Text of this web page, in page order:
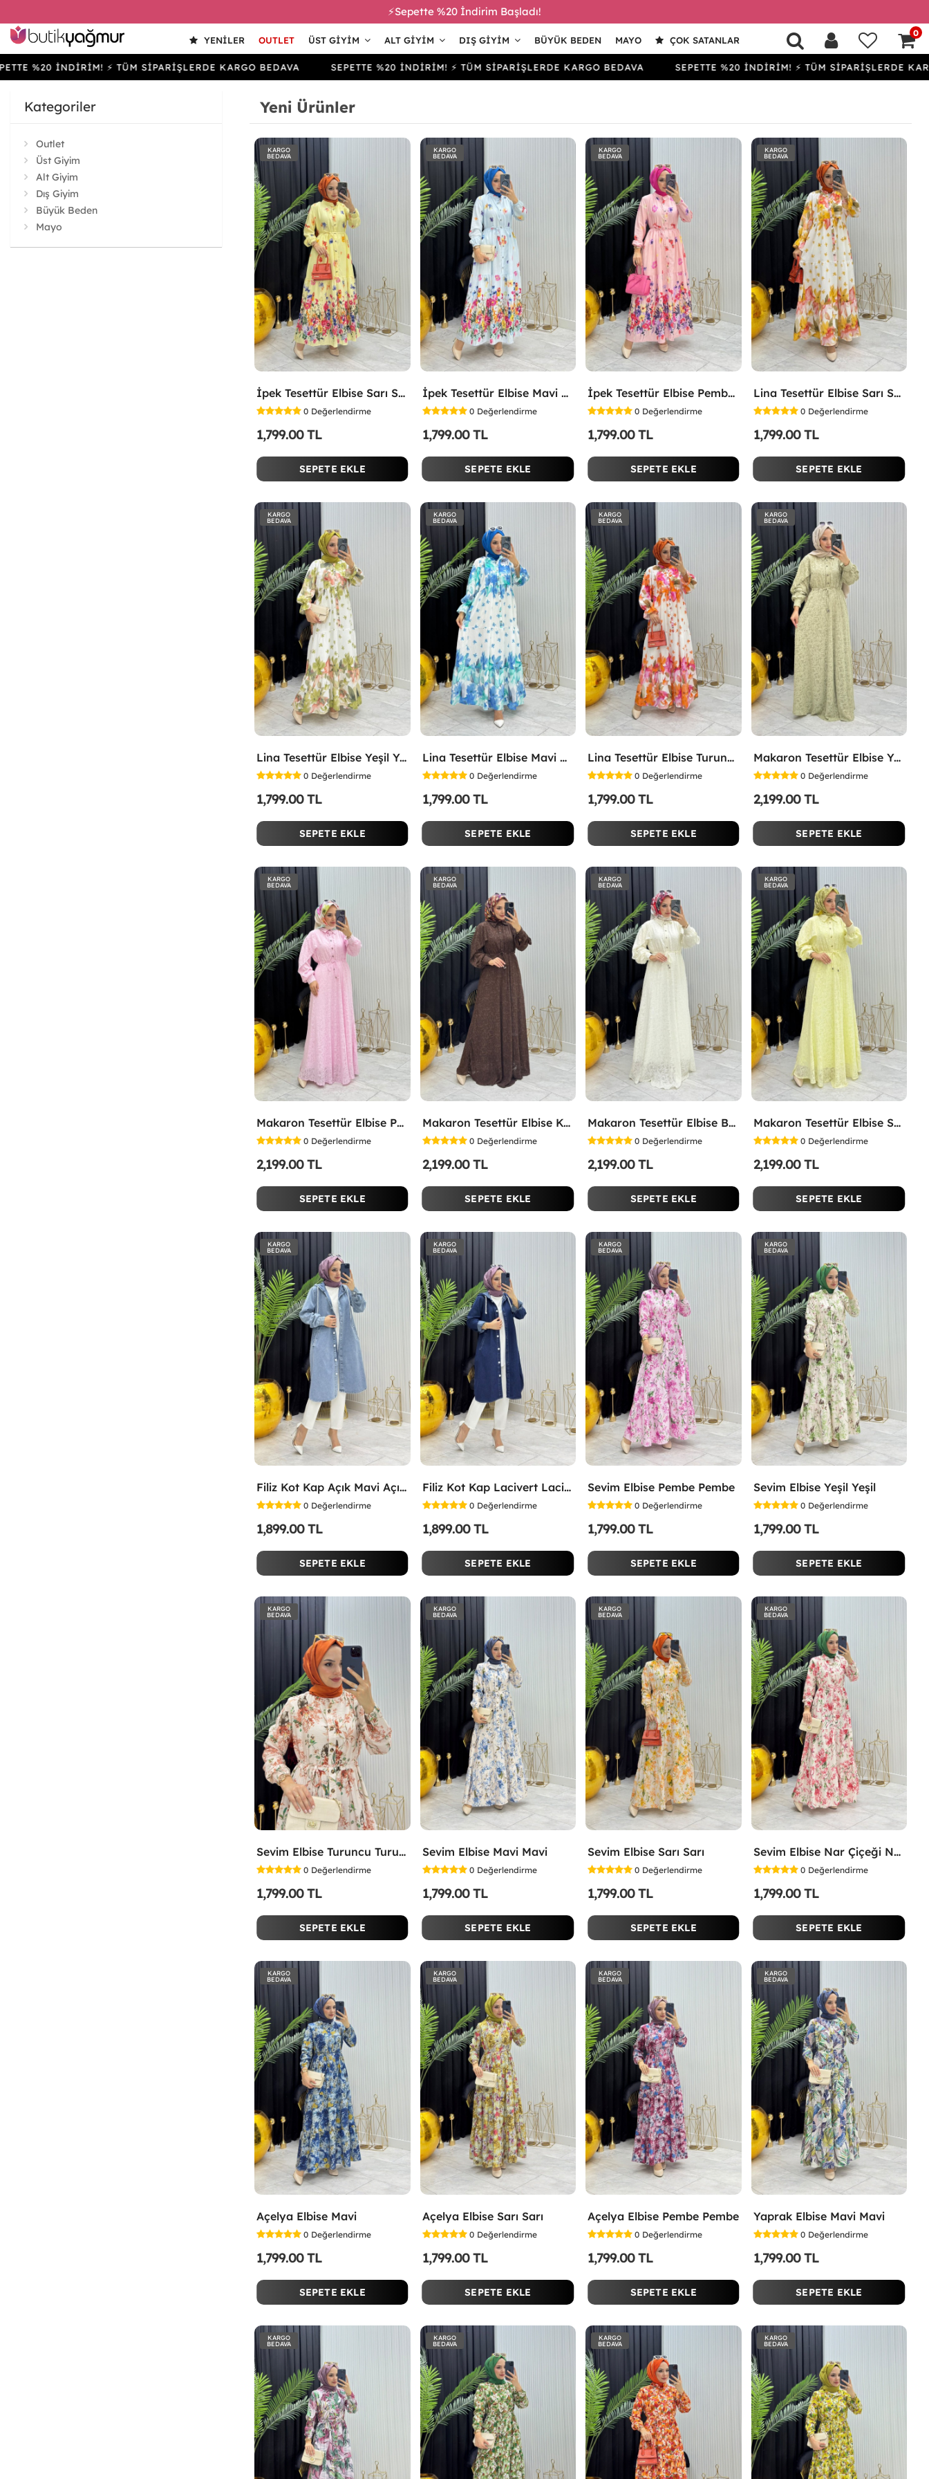
⚡Sepette %20 İndirim Başladı!
YENILER OUTLET ÜST GIYIM ALT GIYIM DIŞ GIYIM BÜYÜK BEDEN MAYO ÇOK SATANLAR
0
İNDİRİM! ⚡ TÜM SİPARİŞLERDE KARGO BEDAVA SEPETTE %20 İNDİRİM! ⚡ TÜM SİPARİŞLERDE KARGO BEDAVA SEPETTE %20 İNDİRİM! ⚡ TÜM SİPARİŞLERDE KARGO
Kategoriler
Outlet
Üst Giyim
Alt Giyim
Dış Giyim
Büyük Beden
Mayo
Yeni Ürünler
KARGO
BEDAVA
İpek Tesettür Elbise Sarı Sarı
0 Değerlendirme
1,799.00 TL
SEPETE EKLE
KARGO
BEDAVA
İpek Tesettür Elbise Mavi Mavi
0 Değerlendirme
1,799.00 TL
SEPETE EKLE
KARGO
BEDAVA
İpek Tesettür Elbise Pembe Pembe
0 Değerlendirme
1,799.00 TL
SEPETE EKLE
KARGO
BEDAVA
Lina Tesettür Elbise Sarı Sarı
0 Değerlendirme
1,799.00 TL
SEPETE EKLE
KARGO
BEDAVA
Lina Tesettür Elbise Yeşil Yeşil
0 Değerlendirme
1,799.00 TL
SEPETE EKLE
KARGO
BEDAVA
Lina Tesettür Elbise Mavi Mavi
0 Değerlendirme
1,799.00 TL
SEPETE EKLE
KARGO
BEDAVA
Lina Tesettür Elbise Turuncu Turuncu
0 Değerlendirme
1,799.00 TL
SEPETE EKLE
KARGO
BEDAVA
Makaron Tesettür Elbise Yeşil Yeşil
0 Değerlendirme
2,199.00 TL
SEPETE EKLE
KARGO
BEDAVA
Makaron Tesettür Elbise Pembe Pembe
0 Değerlendirme
2,199.00 TL
SEPETE EKLE
KARGO
BEDAVA
Makaron Tesettür Elbise Kahverengi Kahverengi
0 Değerlendirme
2,199.00 TL
SEPETE EKLE
KARGO
BEDAVA
Makaron Tesettür Elbise Beyaz Beyaz
0 Değerlendirme
2,199.00 TL
SEPETE EKLE
KARGO
BEDAVA
Makaron Tesettür Elbise Sarı Sarı
0 Değerlendirme
2,199.00 TL
SEPETE EKLE
KARGO
BEDAVA
Filiz Kot Kap Açık Mavi Açık Mavi
0 Değerlendirme
1,899.00 TL
SEPETE EKLE
KARGO
BEDAVA
Filiz Kot Kap Lacivert Lacivert
0 Değerlendirme
1,899.00 TL
SEPETE EKLE
KARGO
BEDAVA
Sevim Elbise Pembe Pembe
0 Değerlendirme
1,799.00 TL
SEPETE EKLE
KARGO
BEDAVA
Sevim Elbise Yeşil Yeşil
0 Değerlendirme
1,799.00 TL
SEPETE EKLE
KARGO
BEDAVA
Sevim Elbise Turuncu Turuncu
0 Değerlendirme
1,799.00 TL
SEPETE EKLE
KARGO
BEDAVA
Sevim Elbise Mavi Mavi
0 Değerlendirme
1,799.00 TL
SEPETE EKLE
KARGO
BEDAVA
Sevim Elbise Sarı Sarı
0 Değerlendirme
1,799.00 TL
SEPETE EKLE
KARGO
BEDAVA
Sevim Elbise Nar Çiçeği Nar Çiçeği
0 Değerlendirme
1,799.00 TL
SEPETE EKLE
KARGO
BEDAVA
Açelya Elbise Mavi
0 Değerlendirme
1,799.00 TL
SEPETE EKLE
KARGO
BEDAVA
Açelya Elbise Sarı Sarı
0 Değerlendirme
1,799.00 TL
SEPETE EKLE
KARGO
BEDAVA
Açelya Elbise Pembe Pembe
0 Değerlendirme
1,799.00 TL
SEPETE EKLE
KARGO
BEDAVA
Yaprak Elbise Mavi Mavi
0 Değerlendirme
1,799.00 TL
SEPETE EKLE
KARGO
BEDAVA
KARGO
BEDAVA
KARGO
BEDAVA
KARGO
BEDAVA